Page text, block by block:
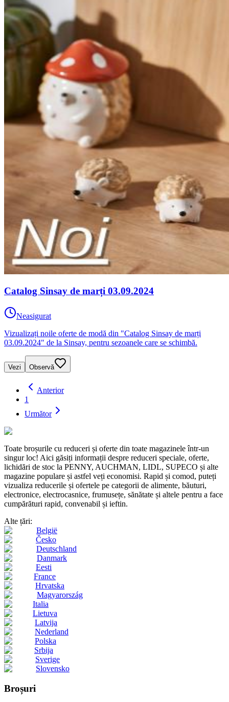
Catalog Sinsay de marți 03.09.2024
Neasigurat
Vizualizați noile oferte de modă din "Catalog Sinsay de marți
03.09.2024" de la Sinsay, pentru sezoanele care se schimbă.
Vezi Observă
Anterior
1
Următor
Toate broșurile cu reduceri și oferte din toate magazinele într-un
singur loc! Aici găsiți informații despre reduceri speciale, oferte,
lichidări de stoc la PENNY, AUCHMAN, LIDL, SUPECO și alte
magazine populare și astfel veți economisi. Rapid și comod, puteți
vizualiza reducerile și ofertele pe categorii de alimente, băuturi,
electronice, electrocasnice, frumusețe, sănătate și altele pentru a face
cumpărături rapid, convenabil și ieftin.
Alte țări:
België
Česko
Deutschland
Danmark
Eesti
France
Hrvatska
Magyarország
Italia
Lietuva
Latvija
Nederland
Polska
Srbija
Sverige
Slovensko
Broșuri